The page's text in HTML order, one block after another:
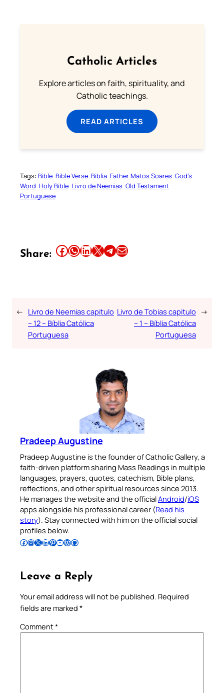
Catholic Articles
Explore articles on faith, spirituality, and
Catholic teachings.
READ ARTICLES
Tags: Bible Bible Verse Biblia Father Matos Soares God’s
Word Holy Bible Livro de Neemias Old Testament
Portuguese
Share: Share this article on Facebook Share this article on WhatsApp Share this article on LinkedIn Share this article on X Share this article on TelegramEmail this Article
← Livro de Neemias capitulo
– 12 – Bíblia Católica
Portuguesa
Livro de Tobias capitulo
– 1 – Bíblia Católica
Portuguesa
→
Pradeep Augustine
Pradeep Augustine is the founder of Catholic Gallery, a
faith-driven platform sharing Mass Readings in multiple
languages, prayers, quotes, catechism, Bible plans,
reflections, and other spiritual resources since 2013.
He manages the website and the officialAndroid/iOS
apps alongside his professional career (Read his
story). Stay connected with him on the official social
profiles below.
Follow Pradeep on Facebook Follow Pradeep on InstagramFollow Pradeep on X Follow Pradeep on LinkedIn Follow Pradeep on Pinterest Subscribe to Pradeep’s Youtube Channel Follow Pradeep on WordPress Follow Pradeep on GitHub
Leave a Reply
Your email address will not be published. Required
fields are marked *
Comment*